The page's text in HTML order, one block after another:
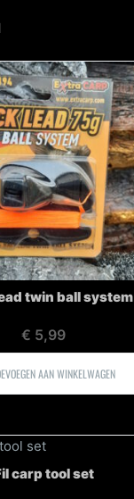
populariteit
twin ball system
€ 5,99
AAN WINKELWAGEN
carp tool set